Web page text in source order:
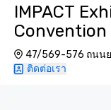
IMPACT
Convention
47/569-576 ถนนย
ติดต่อเรา